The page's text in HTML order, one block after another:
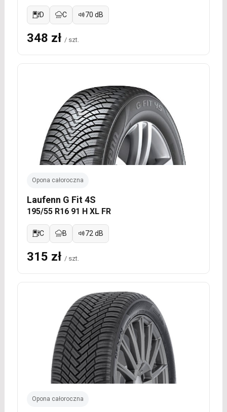
D C 70 dB
348 zł / szt.
Opona całoroczna
Laufenn G Fit 4S
195/55 R16 91 H XL FR
C B 72 dB
315 zł / szt.
Opona całoroczna